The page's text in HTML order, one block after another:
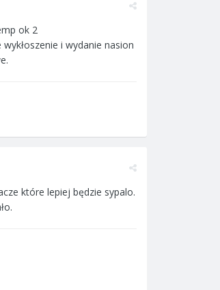
ok 2
i wydanie nasion
które lepiej będzie sypalo.